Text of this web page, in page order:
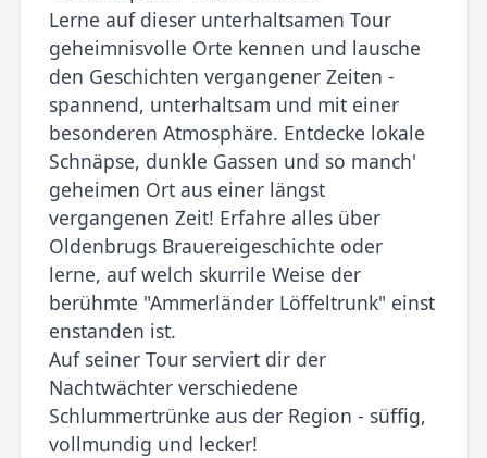
Lerne auf dieser unterhaltsamen Tour
geheimnisvolle Orte kennen und lausche
den Geschichten vergangener Zeiten -
spannend, unterhaltsam und mit einer
besonderen Atmosphäre. Entdecke lokale
Schnäpse, dunkle Gassen und so manch'
geheimen Ort aus einer längst
vergangenen Zeit! Erfahre alles über
Oldenbrugs Brauereigeschichte oder
lerne, auf welch skurrile Weise der
berühmte "Ammerländer Löffeltrunk" einst
enstanden ist.
Auf seiner Tour serviert dir der
Nachtwächter verschiedene
Schlummertrünke aus der Region - süffig,
vollmundig und lecker!